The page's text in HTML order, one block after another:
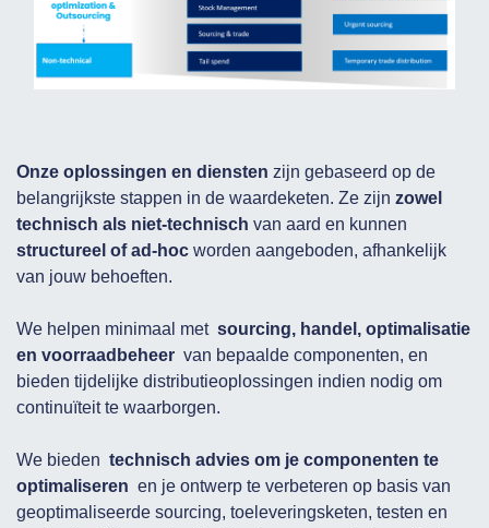
Onze oplossingen en diensten zijn gebaseerd op de
belangrijkste stappen in de waardeketen. Ze zijn zowel
technisch als niet-technisch van aard en kunnen
structureel of ad-hoc worden aangeboden, afhankelijk
van jouw behoeften.
We helpen minimaal met sourcing, handel, optimalisatie
en voorraadbeheer van bepaalde componenten, en
bieden tijdelijke distributieoplossingen indien nodig om
continuïteit te waarborgen.
We bieden technisch advies om je componenten te
optimaliseren en je ontwerp te verbeteren op basis van
geoptimaliseerde sourcing, toeleveringsketen, testen en